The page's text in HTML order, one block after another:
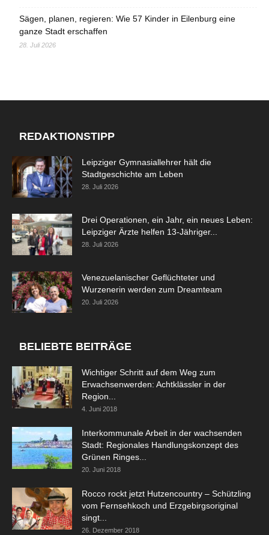
Sägen, planen, regieren: Wie 57 Kinder in Eilenburg eine
ganze Stadt erschaffen
28. Juli 2026
REDAKTIONSTIPP
Leipziger Gymnasiallehrer hält die
Stadtgeschichte am Leben
28. Juli 2026
Drei Operationen, ein Jahr, ein neues Leben:
Leipziger Ärzte helfen 13-Jähriger...
28. Juli 2026
Venezuelanischer Geflüchteter und
Wurzenerin werden zum Dreamteam
20. Juli 2026
BELIEBTE BEITRÄGE
Wichtiger Schritt auf dem Weg zum
Erwachsenwerden: Achtklässler in der
Region...
4. Juni 2018
Interkommunale Arbeit in der wachsenden
Stadt: Regionales Handlungskonzept des
Grünen Ringes...
20. Juni 2018
Rocco rockt jetzt Hutzencountry – Schützling
vom Fernsehkoch und Erzgebirgsoriginal
singt...
26. Dezember 2018